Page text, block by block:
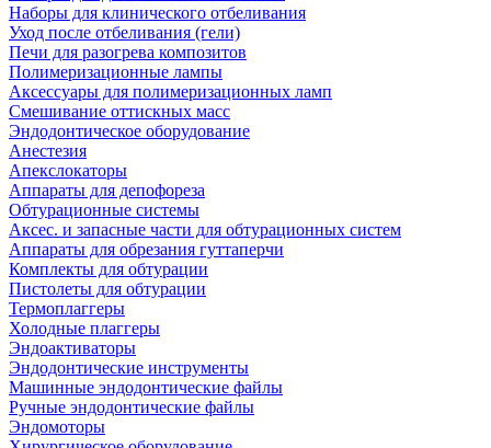
Наборы для клинического отбеливания
Уход после отбеливания (гели)
Печи для разогрева композитов
Полимеризационные лампы
Аксессуары для полимеризационных ламп
Смешивание оттискных масс
Эндодонтическое оборудование
Анестезия
Апекслокаторы
Аппараты для депофореза
Обтурационные системы
Аксес. и запасные части для обтурационных систем
Аппараты для обрезания гуттаперчи
Комплекты для обтурации
Пистолеты для обтурации
Термоплаггеры
Холодные плаггеры
Эндоактиваторы
Эндодонтические инструменты
Машинные эндодонтические файлы
Ручные эндодонтические файлы
Эндомоторы